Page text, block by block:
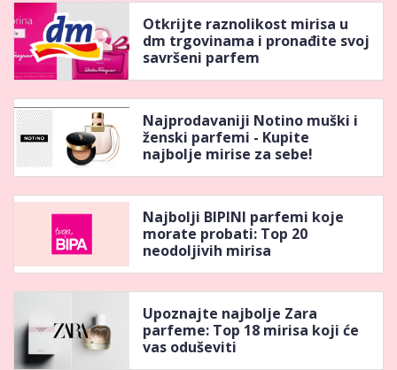
Otkrijte raznolikost mirisa u
dm trgovinama i pronađite svoj
savršeni parfem
Najprodavaniji Notino muški i
ženski parfemi - Kupite
najbolje mirise za sebe!
Najbolji BIPINI parfemi koje
morate probati: Top 20
neodoljivih mirisa
Upoznajte najbolje Zara
parfeme: Top 18 mirisa koji će
vas oduševiti